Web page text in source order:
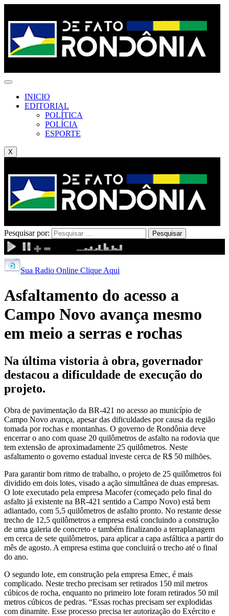
INICIO
EDITORIAL
POLÍTICA
POLÍCIA
ESPORTE
X
Pesquisar por:
Sua Radio Online Clique Aqui
Asfaltamento do acesso a
Campo Novo avança mesmo
em meio a serras e rochas
Na última vistoria à obra, governador
destacou a dificuldade de execução do
projeto.
Obra de pavimentação da BR-421 no acesso ao município de
Campo Novo avança, apesar das dificuldades por causa da região
tomada por rochas e montanhas. O governo de Rondônia deve
encerrar o ano com quase 20 quilômetros de asfalto na rodovia que
tem extensão de aproximadamente 25 quilômetros. Neste
asfaltamento o governo estadual investe cerca de R$ 50 milhões.
Para garantir bom ritmo de trabalho, o projeto de 25 quilômetros foi
dividido em dois lotes, visado a ação simultânea de duas empresas.
O lote executado pela empresa Macofer (começado pelo final do
asfalto já existente na BR-421 sentido a Campo Novo) está bem
adiantado, com 5,5 quilômetros de asfalto pronto. No restante desse
trecho de 12,5 quilômetros a empresa está concluindo a construção
de uma galeria de concreto e também finalizando a terraplanagem
em cerca de sete quilômetros, para aplicar a capa asfáltica a partir do
mês de agosto. A empresa estima que concluirá o trecho até o final
do ano.
O segundo lote, em construção pela empresa Emec, é mais
complicado. Neste trecho precisam ser retirados 150 mil metros
cúbicos de rocha, enquanto no primeiro lote foram retirados 50 mil
metros cúbicos de pedras. “Essas rochas precisam ser explodidas
com dinamite. Esse processo precisa ter autorização do Exército e